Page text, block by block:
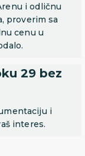
i odličnu
proverim sa
cenu u
29 bez
i
interes.